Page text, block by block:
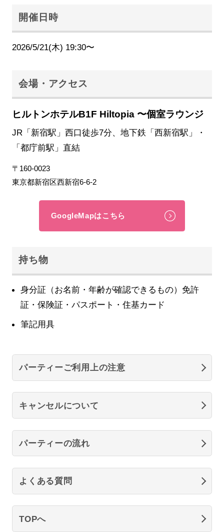
開催日時
2026/5/21(木) 19:30〜
会場・アクセス
ヒルトンホテルB1F Hiltopia 〜個室ラウンジ
JR「新宿駅」西口徒歩7分、地下鉄「西新宿駅」・
「都庁前駅」直結
〒160-0023
東京都新宿区西新宿6-6-2
GoogleMapはこちら
持ち物
身分証（お名前・年齢が確認できるもの）免許
証・保険証・パスポート・住基カード
筆記用具
パーティーご利用上の注意
キャンセルについて
パーティーの流れ
よくある質問
TOPへ